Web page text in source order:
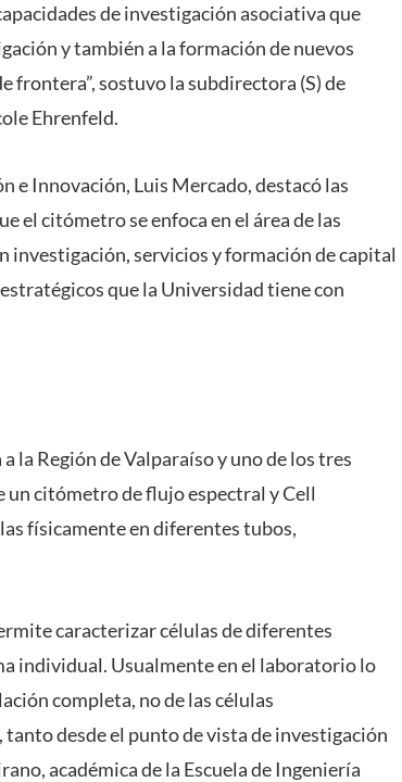
de investigación asociativa que
y también a la formación de nuevos
frontera”, sostuvo la subdirectora (S) de
Ehrenfeld.
e Innovación, Luis Mercado, destacó las
el citómetro se enfoca en el área de las
investigación, servicios y formación de capital
que la Universidad tiene con
la Región de Valparaíso y uno de los tres
un citómetro de flujo espectral y Cell
físicamente en diferentes tubos,
caracterizar células de diferentes
individual. Usualmente en el laboratorio lo
completa, no de las células
desde el punto de vista de investigación
académica de la Escuela de Ingeniería